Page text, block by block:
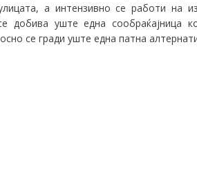
а интензивно се работи на
уште една сообраќајница
се гради уште една патна